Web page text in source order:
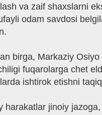
va zaif shaxslarni
odam savdosi
birga, Markaziy
fuqarolarga chet
ishtirok etishni
harakatlar jinoiy